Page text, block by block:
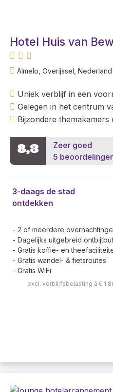
Hotel Huis van
Almelo, Overijssel, Nederland
Uniek verblijf in een
Gelegen in het centrum
Bijzondere themakamers
8,3
Zeer goed
5
3-daags de stad
ontdekken
2 of meerdere
Dagelijks uitgebreid
Gratis koffie- en
Gratis wandel- & fietsroutes
Gratis WiFi
excl. verblijfsbelasting à €